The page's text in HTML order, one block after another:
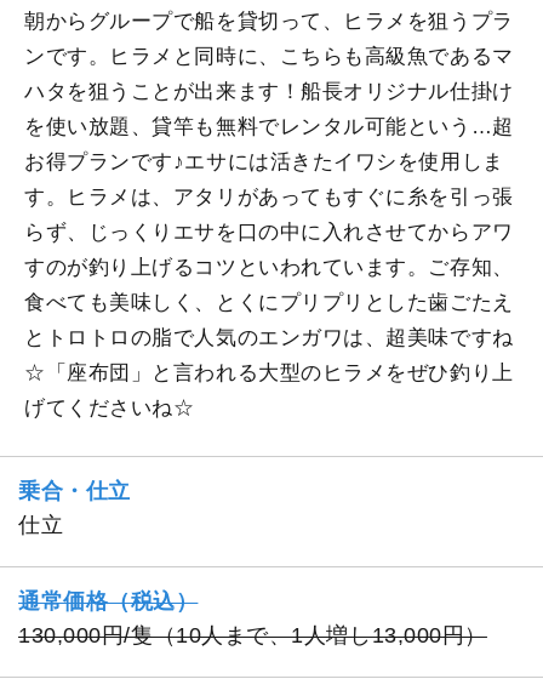
朝からグループで船を貸切って、ヒラメを狙うプラ
ンです。ヒラメと同時に、こちらも高級魚であるマ
ハタを狙うことが出来ます！船長オリジナル仕掛け
を使い放題、貸竿も無料でレンタル可能という…超
お得プランです♪エサには活きたイワシを使用しま
す。ヒラメは、アタリがあってもすぐに糸を引っ張
らず、じっくりエサを口の中に入れさせてからアワ
すのが釣り上げるコツといわれています。ご存知、
食べても美味しく、とくにプリプリとした歯ごたえ
とトロトロの脂で人気のエンガワは、超美味ですね
☆「座布団」と言われる大型のヒラメをぜひ釣り上
げてくださいね☆
乗合・仕立
仕立
通常価格（税込）
130,000円/隻（10人まで、1人増し13,000円）